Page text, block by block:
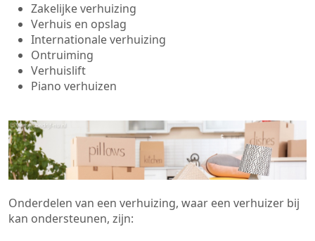
Zakelijke verhuizing
Verhuis en opslag
Internationale verhuizing
Ontruiming
Verhuislift
Piano verhuizen
Onderdelen van een verhuizing, waar een verhuizer bij
kan ondersteunen, zijn: